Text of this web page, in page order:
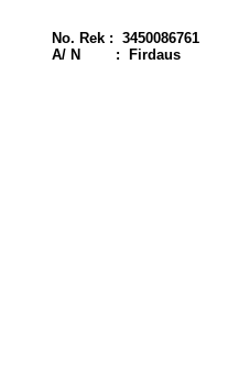
No. Rek : 3450086761
A/ N : Firdaus